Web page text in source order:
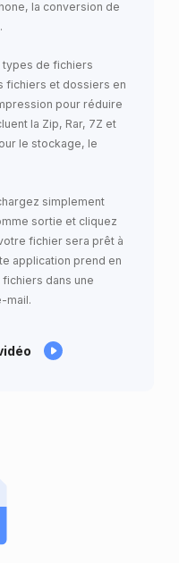
la conversion de
de fichiers
fichiers et dossiers en
pour réduire
la Zip, Rar, 7Z et
le stockage, le
simplement
sortie et cliquez
fichier sera prêt à
application prend en
dans une
mail.